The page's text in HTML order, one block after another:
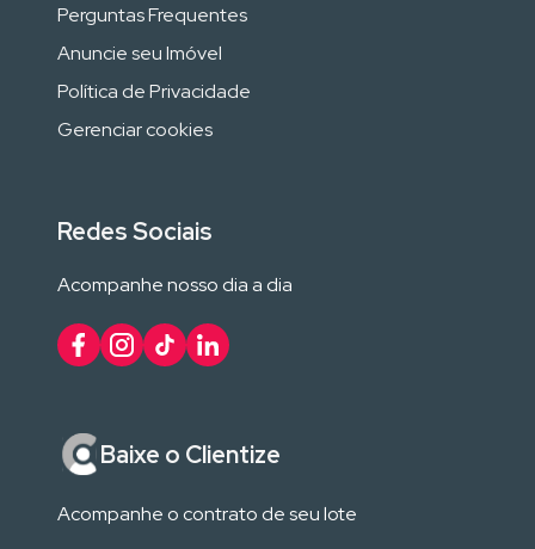
Perguntas Frequentes
Anuncie seu Imóvel
Política de Privacidade
Gerenciar cookies
Redes Sociais
Acompanhe nosso dia a dia
Baixe o Clientize
Acompanhe o contrato de seu lote